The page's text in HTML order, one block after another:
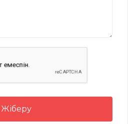
Жіберу